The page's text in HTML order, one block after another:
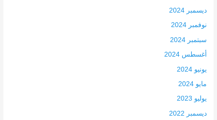
ديسمبر 2024
نوفمبر 2024
سبتمبر 2024
أغسطس 2024
يونيو 2024
مايو 2024
يوليو 2023
ديسمبر 2022